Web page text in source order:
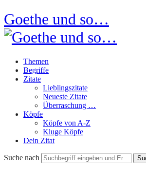
Goethe und so…
Themen
Begriffe
Zitate
Lieblingszitate
Neueste Zitate
Überraschung …
Köpfe
Köpfe von A-Z
Kluge Köpfe
Dein Zitat
Suche nach